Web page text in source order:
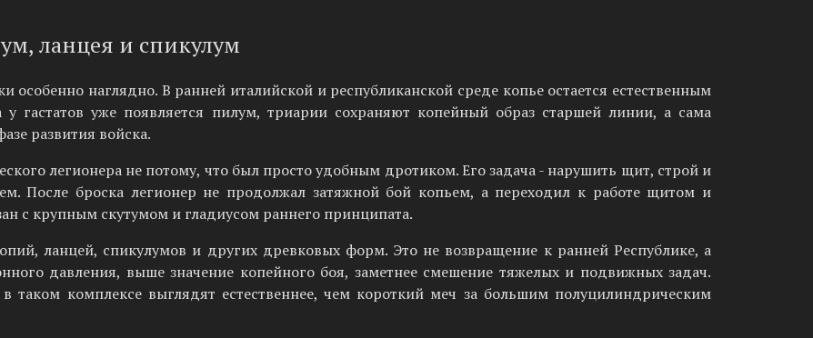
ланцея и спикулум
особенно наглядно. В ранней италийской и республиканской среде копье остается естественным
гастатов уже появляется пилум, триарии сохраняют копейный образ старшей линии, а сама
развития войска.
легионера не потому, что был просто удобным дротиком. Его задача - нарушить щит, строй и
После броска легионер не продолжал затяжной бой копьем, а переходил к работе щитом и
с крупным скутумом и гладиусом раннего принципата.
ланцей, спикулумов и других древковых форм. Это не возвращение к ранней Республике, а
давления, выше значение копейного боя, заметнее смешение тяжелых и подвижных задач.
комплексе выглядят естественнее, чем короткий меч за большим полуцилиндрическим